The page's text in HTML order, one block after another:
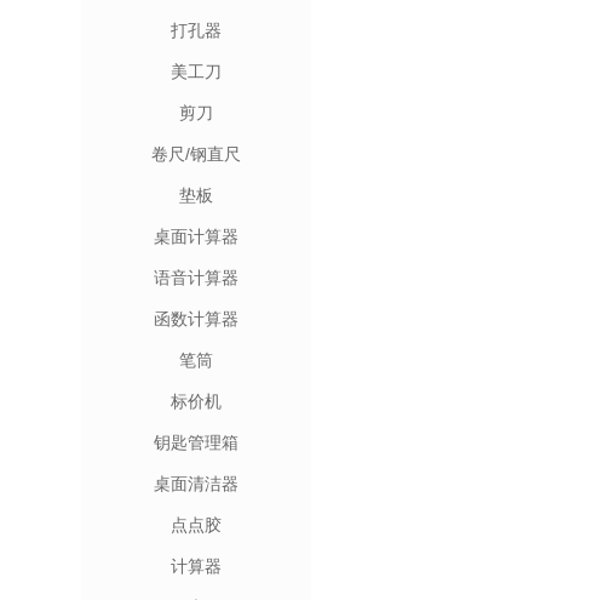
打孔器
美工刀
剪刀
卷尺/钢直尺
垫板
桌面计算器
语音计算器
函数计算器
笔筒
标价机
钥匙管理箱
桌面清洁器
点点胶
计算器